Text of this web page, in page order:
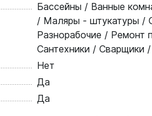
Бассейны / Ванные
/ Маляры - штукатуры /
Разнорабочие / Ремонт
Сантехники / Сварщики
Нет
Да
Да